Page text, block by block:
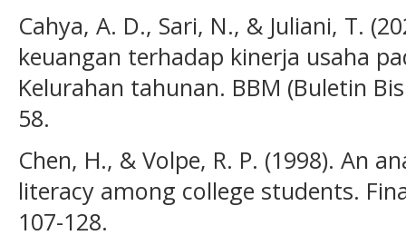
Cahya, A. D., Sari, N., & Juliani, T.
keuangan terhadap kinerja usaha
Kelurahan tahunan. BBM (Buletin
58.
Chen, H., & Volpe, R. P. (1998). An
literacy among college students.
107-128.